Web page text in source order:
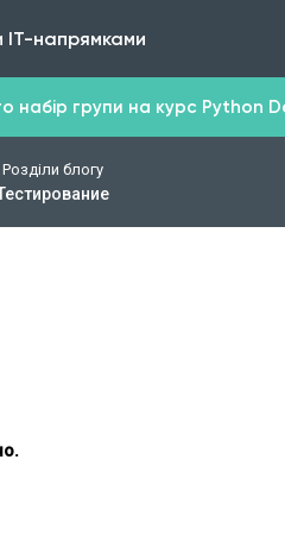
IT-напрямками
набір групи на курс Python
Розділи блогу